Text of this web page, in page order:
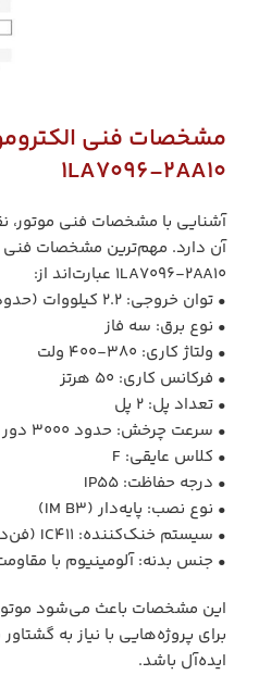
مشخصات فنی
1LA7096-2AA10
آشنایی با مشخصات فنی
آن دارد. مهم‌ترین مشخصات فنی
1LA7096-2AA10 عبارت‌اند از:
• توان خروجی: 2.2 کیلووات (حدود 3 اسب بخار)
• نوع برق: سه فاز
• ولتاژ کاری: 380-400 ولت
• فرکانس کاری: 50 هرتز
• تعداد پل: 2 پل
• سرعت چرخش: حدود 3000 دور در دقیقه
• کلاس عایقی: F
• درجه حفاظت: IP55
• نوع نصب: پایه‌دار (IM B3)
• سیستم خنک‌کننده: IC411 (فن‌دار)
• جنس بدنه: آلومینیوم با
برای پروژه‌هایی با نیاز به
ایده‌آل باشد.